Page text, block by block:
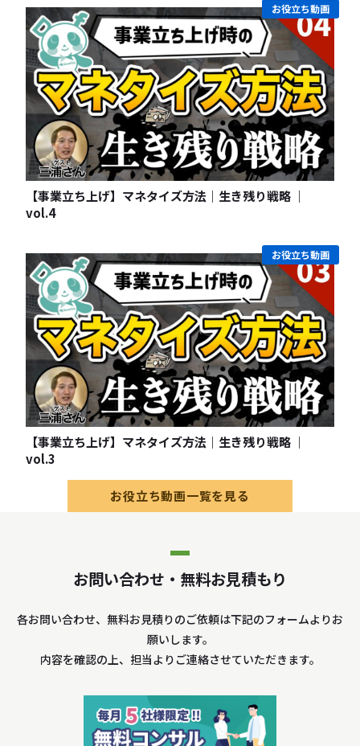
お役立ち動画
【事業立ち上げ】マネタイズ方法｜生き残り戦略 ｜
vol.4
お役立ち動画
【事業立ち上げ】マネタイズ方法｜生き残り戦略 ｜
vol.3
お役立ち動画一覧を見る
お問い合わせ・無料お見積もり
各お問い合わせ、無料お見積りのご依頼は下記のフォームよりお
願いします。
内容を確認の上、担当よりご連絡させていただきます。